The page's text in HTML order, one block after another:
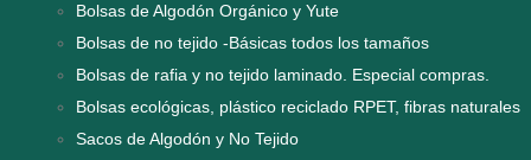
Bolsas de Algodón Orgánico y Yute
Bolsas de no tejido -Básicas todos los tamaños
Bolsas de rafia y no tejido laminado. Especial compras.
Bolsas ecológicas, plástico reciclado RPET, fibras naturales
Sacos de Algodón y No Tejido